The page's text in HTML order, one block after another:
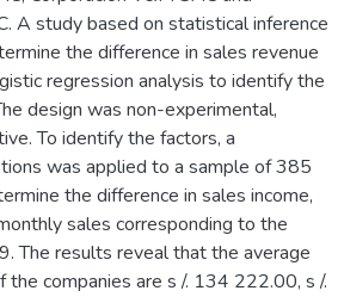
A study based on statistical inference
the difference in sales revenue
regression analysis to identify the
design was non-experimental,
To identify the factors, a
was applied to a sample of 385
the difference in sales income,
sales corresponding to the
The results reveal that the average
the companies are s /. 134 222.00, s /.